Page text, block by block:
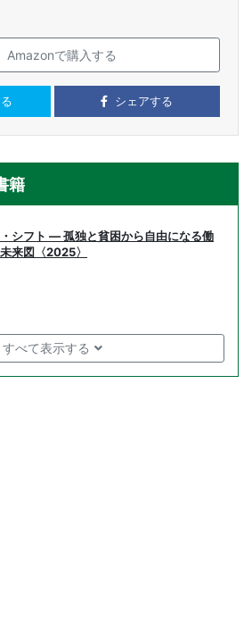
Amazonで購入する
シェアする
籍
シフト ― 孤独と貧困から自由になる働
来図〈2025〉